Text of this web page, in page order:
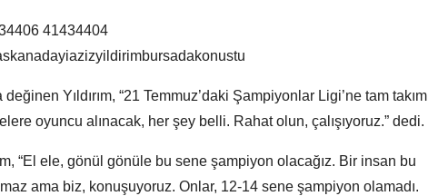
Yıldırım, “21 Temmuz’daki Şampiyonlar Ligi’ne tam takım
oyuncu alınacak, her şey belli. Rahat olun, çalışıyoruz.” dedi.
“El ele, gönül gönüle bu sene şampiyon olacağız. Bir insan bu
ama biz, konuşuyoruz. Onlar, 12-14 sene şampiyon olamadı.